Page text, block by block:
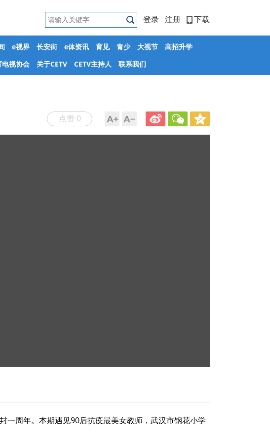
登录 注册 下载
e视界 长安街 e体资讯 育见 青少 大视节
高招升学
视协会 关于CETV CETV主持人 联系我们
点赞 0
一周年。本期遇见90后抗疫最美女教师，武汉市钢花小学